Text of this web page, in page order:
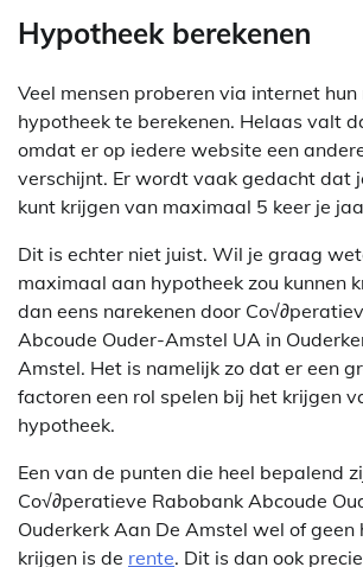
Hypotheek berekenen
Veel mensen proberen via internet
hypotheek te berekenen. Helaas valt
omdat er op iedere website een
verschijnt. Er wordt vaak gedacht dat
kunt krijgen van maximaal 5 keer je
Dit is echter niet juist. Wil je graag
maximaal aan hypotheek zou kunnen
dan eens narekenen door
Abcoude Ouder-Amstel UA in
Amstel. Het is namelijk zo dat er een
factoren een rol spelen bij het krijgen
hypotheek.
Een van de punten die heel bepalend
Co√∂peratieve Rabobank Abcoude
Ouderkerk Aan De Amstel wel of geen
krijgen is de rente. Dit is dan ook